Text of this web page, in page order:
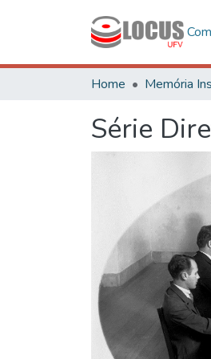
Home Memória
Série